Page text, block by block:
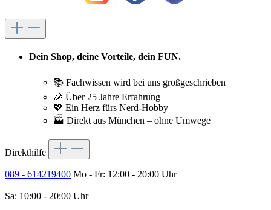
Dein Shop, deine Vorteile, dein FUN.
📚 Fachwissen wird bei uns großgeschrieben
🎉 Über 25 Jahre Erfahrung
💖 Ein Herz fürs Nerd-Hobby
🏭 Direkt aus München – ohne Umwege
Direkthilfe
089 - 614219400 Mo - Fr: 12:00 - 20:00 Uhr
Sa: 10:00 - 20:00 Uhr